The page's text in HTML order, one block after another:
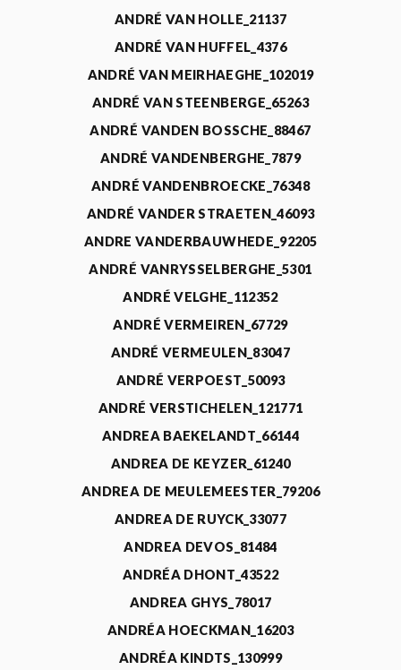
ANDRÉ VAN HOLLE_21137
ANDRÉ VAN HUFFEL_4376
ANDRÉ VAN MEIRHAEGHE_102019
ANDRÉ VAN STEENBERGE_65263
ANDRÉ VANDEN BOSSCHE_88467
ANDRÉ VANDENBERGHE_7879
ANDRÉ VANDENBROECKE_76348
ANDRÉ VANDER STRAETEN_46093
ANDRE VANDERBAUWHEDE_92205
ANDRÉ VANRYSSELBERGHE_5301
ANDRÉ VELGHE_112352
ANDRÉ VERMEIREN_67729
ANDRÉ VERMEULEN_83047
ANDRÉ VERPOEST_50093
ANDRÉ VERSTICHELEN_121771
ANDREA BAEKELANDT_66144
ANDREA DE KEYZER_61240
ANDREA DE MEULEMEESTER_79206
ANDREA DE RUYCK_33077
ANDREA DEVOS_81484
ANDRÉA DHONT_43522
ANDREA GHYS_78017
ANDRÉA HOECKMAN_16203
ANDRÉA KINDTS_130999